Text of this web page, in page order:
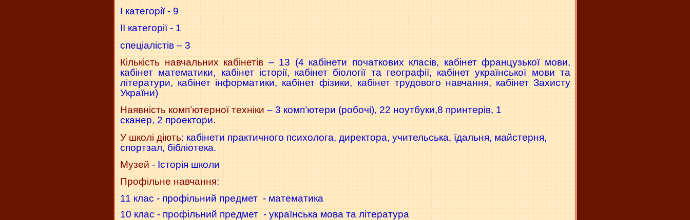
І категорії - 9
ІІ категорії - 1
спеціалістів – 3
Кількість навчальних кабінетів – 13 (4 кабінети початкових класів, кабінет французької мови,
кабінет математики, кабінет історії, кабінет біології та географії, кабінет української мови та
літератури, кабінет інформатики, кабінет фізики, кабінет трудового навчання, кабінет Захисту
України)
Наявність комп’ютерної техніки – 3 комп’ютери (робочі), 22 ноутбуки,8 принтерів, 1
сканер, 2 проектори.
У школі діють: кабінети практичного психолога, директора, учительська, їдальня, майстерня,
спортзал, бібліотека.
Музей - Історія школи
Профільне навчання:
11 клас - профільний предмет - математика
10 клас - профільний предмет - українська мова та література